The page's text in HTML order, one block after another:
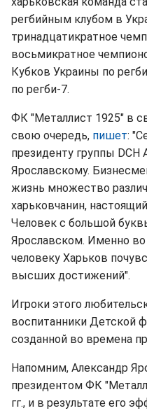
регбийным клубом в
тринадцатикратное
восьмикратное
Кубков Украины по
по регби-7.
ФК "Металлист 1925" в
свою очередь, пишет:
президенту группы DCH
Ярославскому.
жизнь множество
харьковчанин,
Человек с большой
Ярославском. Именно
человеку Харьков
высших достижений".
Игроки этого
воспитанники Детской
созданной во времена
Напомним, Александр
президентом ФК
гг., и в результате его